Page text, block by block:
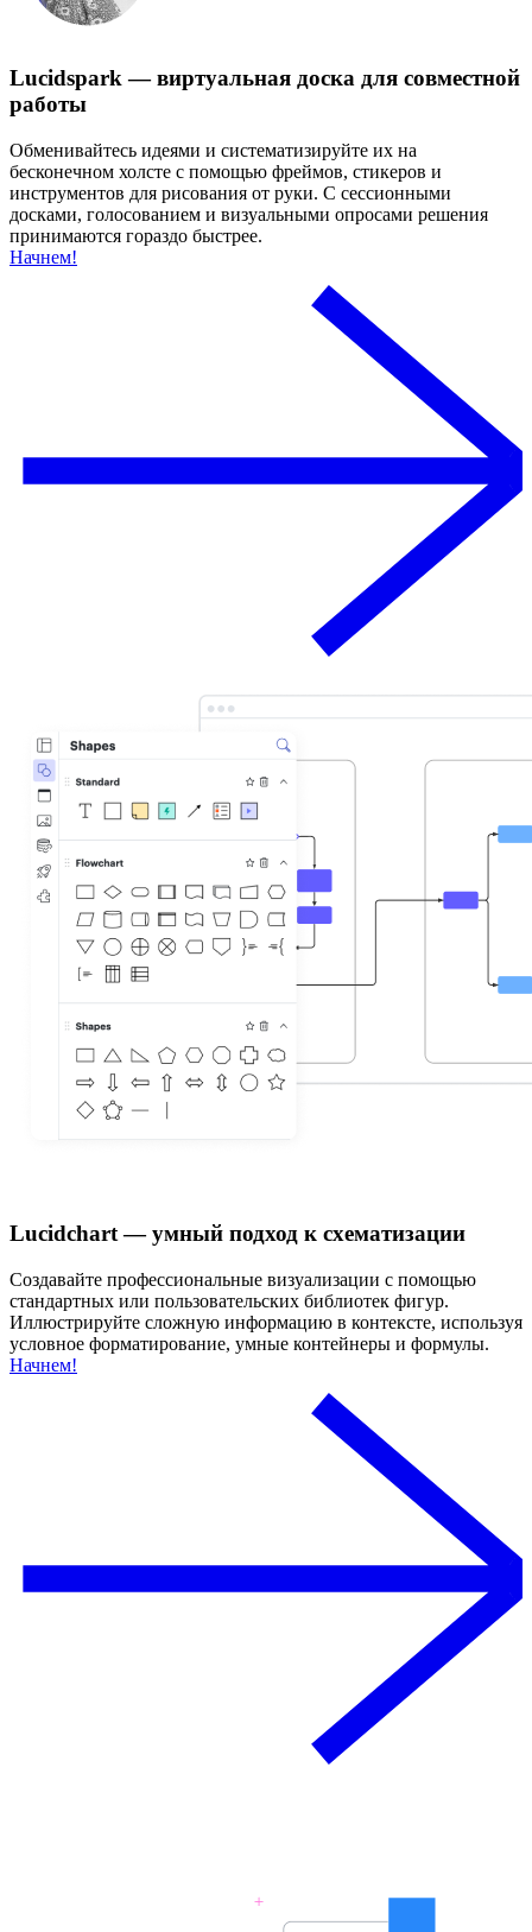
Lucidspark — виртуальная доска для совместной
работы
Обменивайтесь идеями и систематизируйте их на
бесконечном холсте с помощью фреймов, стикеров и
инструментов для рисования от руки. С сессионными
досками, голосованием и визуальными опросами решения
принимаются гораздо быстрее.
Начнем!
Lucidchart — умный подход к схематизации
Создавайте профессиональные визуализации с помощью
стандартных или пользовательских библиотек фигур.
Иллюстрируйте сложную информацию в контексте, используя
условное форматирование, умные контейнеры и формулы.
Начнем!